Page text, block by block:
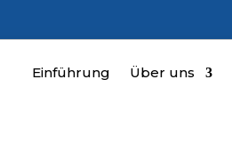
Einführung Über uns